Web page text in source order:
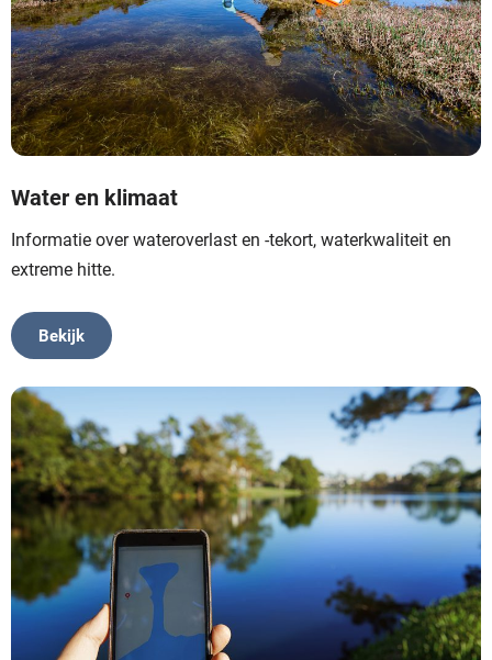
Water en klimaat
Informatie over wateroverlast en -tekort, waterkwaliteit en
extreme hitte.
Bekijk